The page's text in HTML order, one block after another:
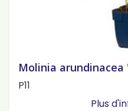
Molinia
P11
Plus